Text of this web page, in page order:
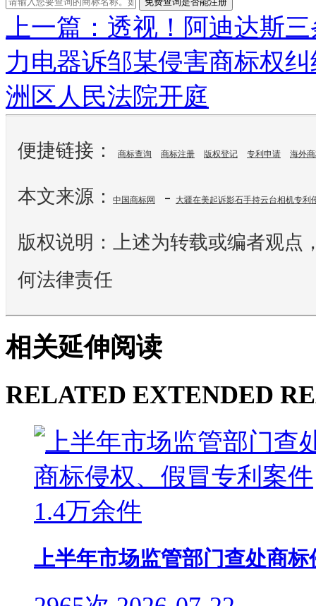
上一篇： ​透视！阿迪达斯
力电器诉邹某侵害商标权
洲区人民法院开庭
便捷链接： 商标查询 商标注册 版权登记 专利申请 海外
本文来源： 中国商标网 - 大疆在美起诉影石手持云台相机专利
版权说明：上述为转载或编者观点
何法律责任
相关延伸阅读
RELATED EXTENDED
上半年市场监管部门查处商